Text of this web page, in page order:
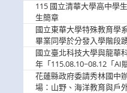
115 國立清華大學高中學
生簡章
國立東華大學特殊教育學
畢業同學於分發入學階段
國立臺北科技大學與龍華
年「115.08.10~08.12「AI
歡迎學生踴躍報名參加
花蓮縣政府委請秀林國中
場：山野、海洋教育與戶